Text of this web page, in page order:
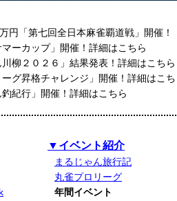
円「第七回全日本麻雀覇道戦」開催！
マーカップ」開催！詳細はこちら
川柳２０２６」結果発表！詳細はこちら
ーグ昇格チャレンジ」開催！詳細はこ
釣紀行」開催！詳細はこちら
▼イベント紹介
まるじゃん旅行記
丸雀プロリーグ
年間イベント